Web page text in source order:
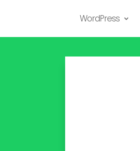
WordPress